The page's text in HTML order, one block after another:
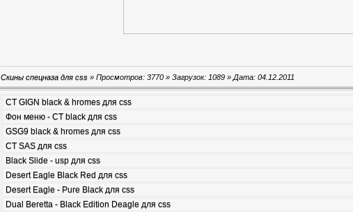
Скины спецназа для css » Просмотров: 3770 » Загрузок: 1089 » Дата: 04.12.2011
CT GIGN black & hromes для css
Фон меню - CT black для css
GSG9 black & hromes для css
CT SAS для css
Black Slide - usp для css
Desert Eagle Black Red для css
Desert Eagle - Pure Black для css
Dual Beretta - Black Edition Deagle для css